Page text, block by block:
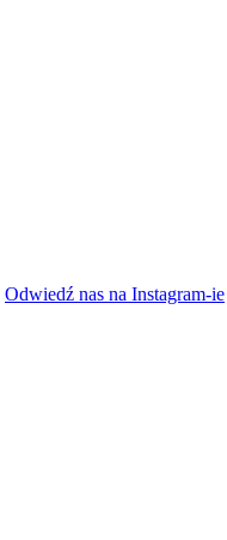
Odwiedź nas na Instagram-ie